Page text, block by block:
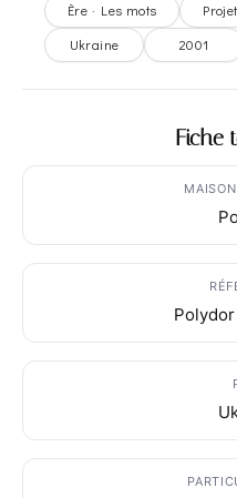
Ère · Les mots
Ukraine
2001
Fiche